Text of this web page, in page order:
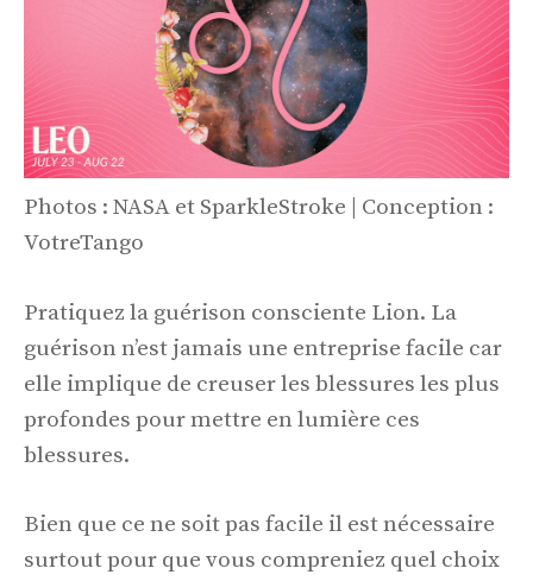
Photos : NASA et SparkleStroke | Conception :
VotreTango
Pratiquez la guérison consciente Lion. La
guérison n’est jamais une entreprise facile car
elle implique de creuser les blessures les plus
profondes pour mettre en lumière ces
blessures.
Bien que ce ne soit pas facile il est nécessaire
surtout pour que vous compreniez quel choix